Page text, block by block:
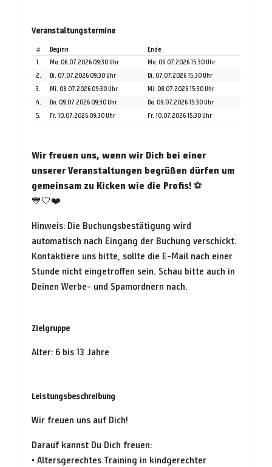
Veranstaltungstermine
# Beginn
Ende
1.
Mo. 06.07.2026 09:30 Uhr
Mo. 06.07.2026 15:30 Uhr
2.
Di. 07.07.2026 09:30 Uhr
Di. 07.07.2026 15:30 Uhr
3.
Mi. 08.07.2026 09:30 Uhr
Mi. 08.07.2026 15:30 Uhr
4.
Do. 09.07.2026 09:30 Uhr
Do. 09.07.2026 15:30 Uhr
5.
Fr. 10.07.2026 09:30 Uhr Fr. 10.07.2026 15:30 Uhr
Wir freuen uns, wenn wir Dich bei einer
unserer Veranstaltungen begrüßen dürfen um
gemeinsam zu Kicken wie die Profis! ⚽
💙🤍❤️
Hinweis: Die Buchungsbestätigung wird
automatisch nach Eingang der Buchung verschickt.
Kontaktiere uns bitte, sollte die E-Mail nach einer
Stunde nicht eingetroffen sein. Schau bitte auch in
Deinen Werbe- und Spamordnern nach.
Zielgruppe
Alter: 6 bis 13 Jahre
Leistungsbeschreibung
Wir freuen uns auf Dich!
Darauf kannst Du Dich freuen:
• Altersgerechtes Training in kindgerechter